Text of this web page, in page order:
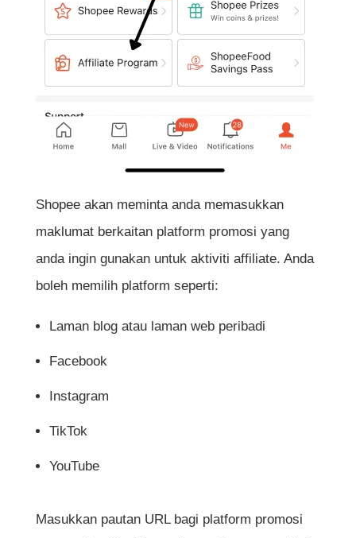
Shopee akan meminta anda memasukkan
maklumat berkaitan platform promosi yang
anda ingin gunakan untuk aktiviti affiliate. Anda
boleh memilih platform seperti:
Laman blog atau laman web peribadi
Facebook
Instagram
TikTok
YouTube
Masukkan pautan URL bagi platform promosi